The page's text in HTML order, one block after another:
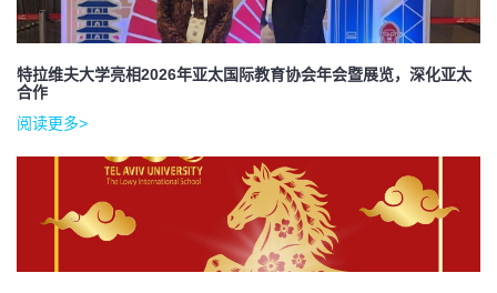
特拉维夫大学亮相2026年亚太国际教育协会年会暨展览，深化亚太
合作
阅读更多>